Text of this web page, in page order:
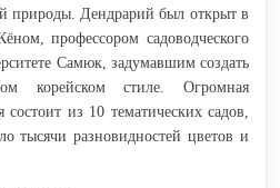
природы. Дендрарий был открыт в
профессором садоводческого
Самюк, задумавшим создать
корейском стиле. Огромная
состоит из 10 тематических садов,
тысячи разновидностей цветов и